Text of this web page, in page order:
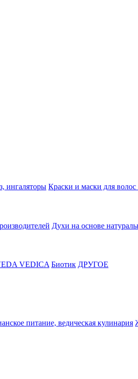
ингаляторы Краски и маски для
Духи на основе
VEDICA Биотик ДРУГОЕ
питание, ведическая кулинария